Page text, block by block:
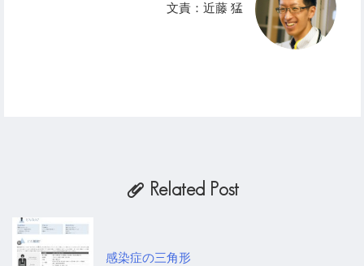
文責：近藤 猛
b Related Post
感染症の三角形